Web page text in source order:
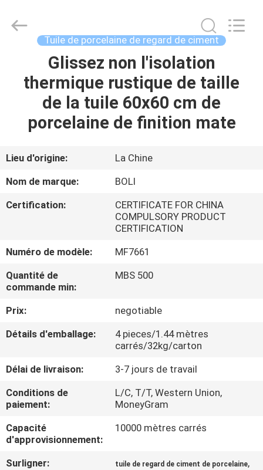
MAISON
VIDÉOS
À
DE
NOUS
VISITE
DE
CONTRÔLE
DE
LA
QUALITÉ
CERAMICS
Tuile de porcelaine de regard de ciment
Glissez non l'isolation
thermique rustique de taille
de la tuile 60x60 cm de
porcelaine de finition mate
Lieu d'origine:
La Chine
Nom de marque:
BOLI
Certification:
CERTIFICATE FOR CHINA
COMPULSORY PRODUCT
CERTIFICATION
Numéro de modèle:
MF7661
Quantité de
commande min:
MBS 500
Prix:
negotiable
Détails d'emballage:
4 pieces/1.44 mètres
carrés/32kg/carton
Délai de livraison:
3-7 jours de travail
Conditions de
paiement:
L/C, T/T, Western Union,
MoneyGram
Capacité
d'approvisionnement:
10000 mètres carrés
Surligner: tuile de regard de ciment de porcelaine,